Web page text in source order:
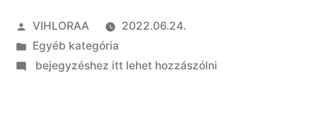
Szerző:
VIHLORAA
2022.06.24.
Kategória:
Egyéb kategória
on
bejegyzéshez itt lehet hozzászólni